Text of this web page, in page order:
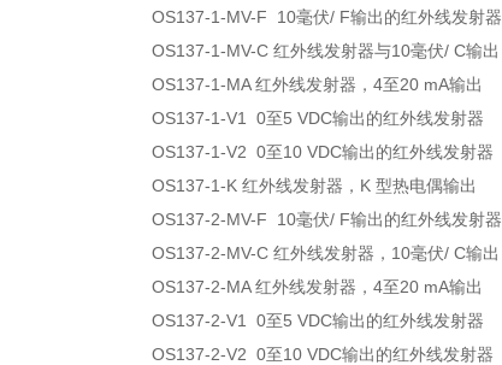
OS137-1-MV-F 10毫伏/ F输出的红外线发射器
OS137-1-MV-C 红外线发射器与10毫伏/ C输出
OS137-1-MA 红外线发射器，4至20 mA输出
OS137-1-V1 0至5 VDC输出的红外线发射器
OS137-1-V2 0至10 VDC输出的红外线发射器
OS137-1-K 红外线发射器，K 型热电偶输出
OS137-2-MV-F 10毫伏/ F输出的红外线发射器
OS137-2-MV-C 红外线发射器，10毫伏/ C输出
OS137-2-MA 红外线发射器，4至20 mA输出
OS137-2-V1 0至5 VDC输出的红外线发射器
OS137-2-V2 0至10 VDC输出的红外线发射器